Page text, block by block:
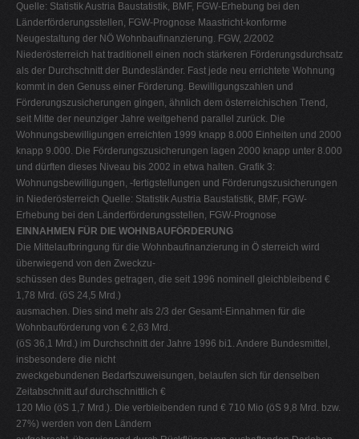
Quelle: Statistik Austria Baustatistik, BMF, FGW-Erhebung bei den
Länderförderungsstellen, FGW-Prognose Maastricht-konforme
Neugestaltung der NÖ Wohnbaufinanzierung. FGW, 2/2002
Niederösterreich hat traditionell einen noch stärkeren Förderungsdurchsatz
als der Durchschnitt der Bundesländer. Fast jede neu errichtete Wohnung
kommt in den Genuss einer Förderung. Bewilligungszahlen und
Förderungszusicherungen gingen, ähnlich dem österreichischen Trend,
seit Mitte der neunziger Jahre weitgehend parallel zurück. Die
Wohnungsbewilligungen erreichten 1999 knapp 8.000 Einheiten und 2000
knapp 9.000. Die Förderungszusicherungen lagen 2000 knapp unter 8.000
und dürften dieses Niveau bis 2002 in etwa halten. Grafik 3:
Wohnungsbewilligungen, -fertigstellungen und Förderungszusicherungen
in Niederösterreich Quelle: Statistik Austria Baustatistik, BMF, FGW-
Erhebung bei den Länderförderungsstellen, FGW-Prognose
EINNAHMEN FÜR DIE WOHNBAUFÖRDERUNG
Die Mittelaufbringung für die Wohnbaufinanzierung in Ö sterreich wird
überwiegend von den Zweckzu-
schüssen des Bundes getragen, die seit 1996 nominell gleichbleibend €
1,78 Mrd. (öS 24,5 Mrd.)
ausmachen. Dies sind mehr als 2/3 der Gesamt-Einnahmen für die
Wohnbauförderung von € 2,63 Mrd.
(öS 36,1 Mrd.) im Durchschnitt der Jahre 1996 bi1. Andere Bundesmittel,
insbesondere die nicht
zweckgebundenen Bedarfszuweisungen, belaufen sich für denselben
Zeitabschnitt auf durchschnittlich €
120 Mio (öS 1,7 Mrd.). Die verbleibenden rund € 710 Mio (öS 9,8 Mrd. bzw.
27%) werden von den Ländern